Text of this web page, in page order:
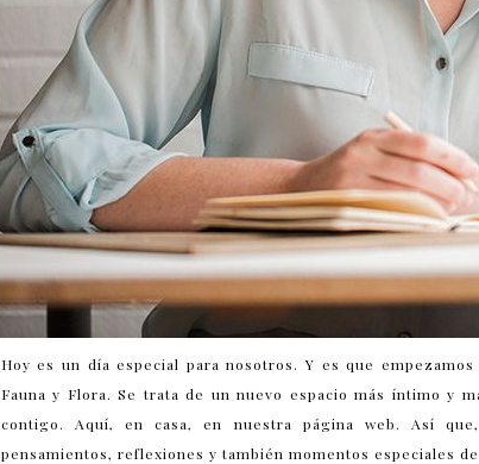
Hoy es un día especial para nosotros. Y es que
Fauna y Flora. Se trata de un nuevo espacio más íntimo y
contigo. Aquí, en casa, en nuestra página web. Así
pensamientos, reflexiones y también momentos especiales